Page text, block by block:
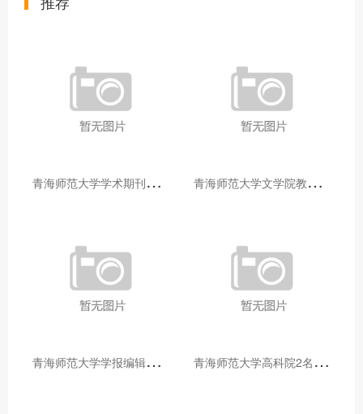
青
海师范大学学术期刊两个专栏入选2025年青海省期刊重点专栏 青
海师范大学文学院教师赴山东省相关高校和学术机构交流学习
青
海师范大学学报编辑部赴大通县城关镇上毛佰胜村开展帮扶慰问活动 青
海师范大学高科院2名专家当选中国科学院院士